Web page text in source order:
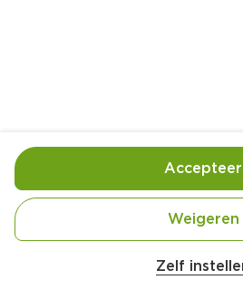
Ingrediënten
Zelf
Weigeren
Accepteer